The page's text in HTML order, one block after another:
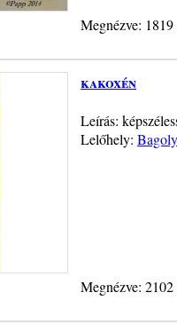
Megnézve:
kakoxén
Leírás:
Lelőhely:
Megnézve: